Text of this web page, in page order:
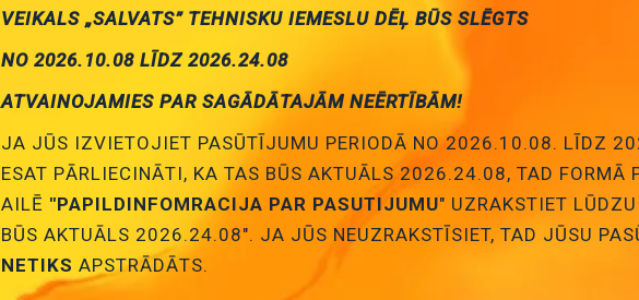
Cena:1.07 €
ID:00021736
Pievienot
grozam
Izlādētājs 600V, 10GOm
ID:00011076 Artikuls: CG2-600L Noliktavas
VEIKALS „SALVATS” TEHNISKU IEMESLU DĒĻ BŪS SLĒGTS
NO 2026.10.08 LĪDZ 2026.24.08
ATVAINOJAMIES PAR SAGĀDĀTAJĀM NEĒRTĪBĀM!
JA JŪS IZVIETOJIET PASŪTĪJUMU PERIODĀ NO 2026.10.08. LĪDZ
ESAT PĀRLIECINĀTI, KA TAS BŪS AKTUĀLS 2026.24.08, TAD FORMĀ
AILĒ "PAPILDINFOMRACIJA PAR PASUTIJUMU" UZRAKSTIET
BŪS AKTUĀLS 2026.24.08". JA JŪS NEUZRAKSTĪSIET, TAD JŪSU
NETIKS APSTRĀDĀTS.